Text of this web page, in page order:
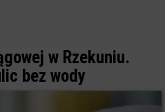
w Rzekuniu.
bez wody